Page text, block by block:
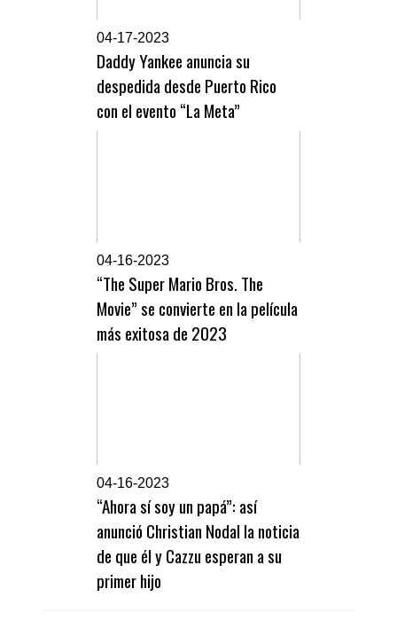
04-17-2023
Daddy Yankee anuncia su
despedida desde Puerto Rico
con el evento “La Meta”
04-16-2023
“The Super Mario Bros. The
Movie” se convierte en la película
más exitosa de 2023
04-16-2023
“Ahora sí soy un papá”: así
anunció Christian Nodal la noticia
de que él y Cazzu esperan a su
primer hijo